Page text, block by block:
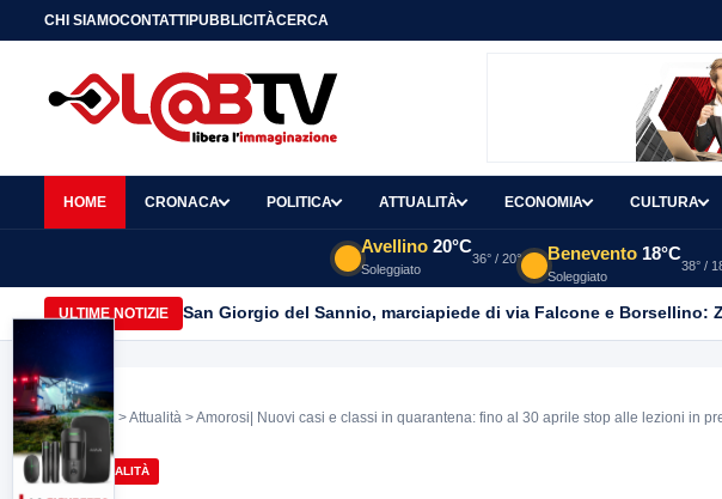
CHI SIAMOCONTATTIPUBBLICITÀCERCA
HOME CRONACA POLITICA ATTUALITÀ ECONOMIA CULTURA
Avellino 20°C
Soleggiato
36° / 20° Benevento 18°C
Soleggiato
38° /
ULTIME NOTIZIE San Giorgio del Sannio, marciapiede di via Falcone e Borsellino:
Home >Attualità > Amorosi| Nuovi casi e classi in quarantena: fino al 30 aprile stop alle lezioni in
ATTUALITÀ